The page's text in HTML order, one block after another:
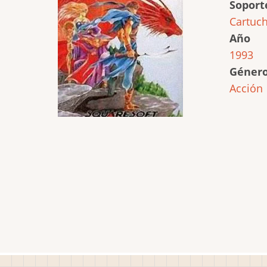
Año
1993
Acción